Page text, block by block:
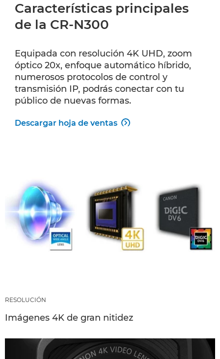
Características principales
de la CR-N300
Equipada con resolución 4K UHD, zoom
óptico 20x, enfoque automático híbrido,
numerosos protocolos de control y
transmisión IP, podrás conectar con tu
público de nuevas formas.
Descargar hoja de ventas 
RESOLUCIÓN
Imágenes 4K de gran nitidez